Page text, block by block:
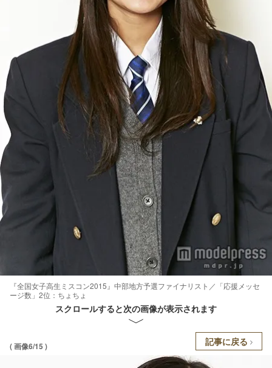
『全国女子高生ミスコン2015』中部地方予選ファイナリスト／「応援メッセ
ージ数」2位：ちょちょ
スクロールすると次の画像が表示されます
( 画像6/15 ) 記事に戻る